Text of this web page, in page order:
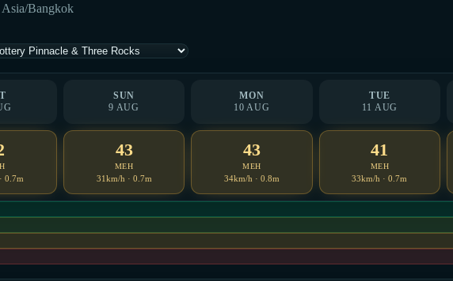
Bangkok
SUN
9 AUG
MON
10 AUG
TUE
11 AUG
0.7m
43
MEH
31km/h · 0.7m
43
MEH
34km/h · 0.8m
41
MEH
33km/h · 0.7m